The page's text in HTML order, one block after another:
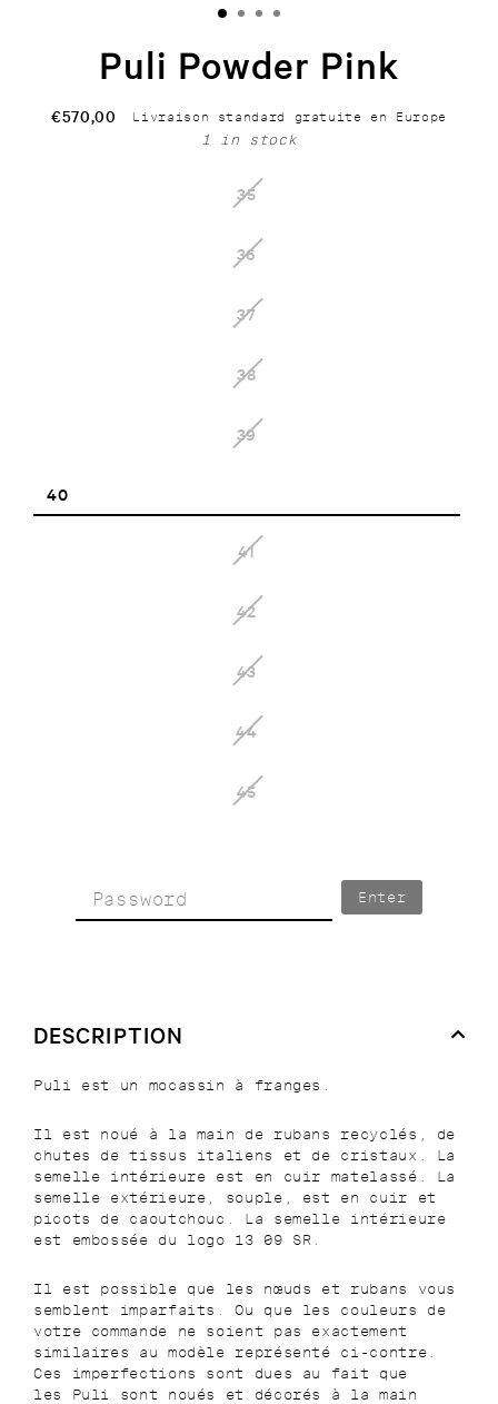
Puli Powder Pink
Regular
price
€570,00 Livraison standard gratuite en Europe
1 in stock
35
36
37
38
39
40
41
42
43
44
45
Enter
DESCRIPTION
Puli est un mocassin à franges.
Il est noué à la main de rubans recyclés, de
chutes de tissus italiens et de cristaux. La
semelle intérieure est en cuir matelassé. La
semelle extérieure, souple, est en cuir et
picots de caoutchouc. La semelle intérieure
est embossée du logo 13 09 SR.
Il est possible que les nœuds et rubans vous
semblent imparfaits. Ou que les couleurs de
votre commande ne soient pas exactement
similaires au modèle représenté ci-contre.
Ces imperfections sont dues au fait que
les Puli sont noués et décorés à la main